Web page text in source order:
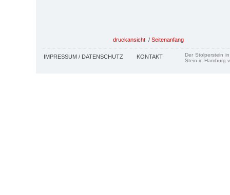
druckansicht / Seitenanfang
IMPRESSUM / DATENSCHUTZ KONTAKT
Der Stolperstein
Stein in Hamburg